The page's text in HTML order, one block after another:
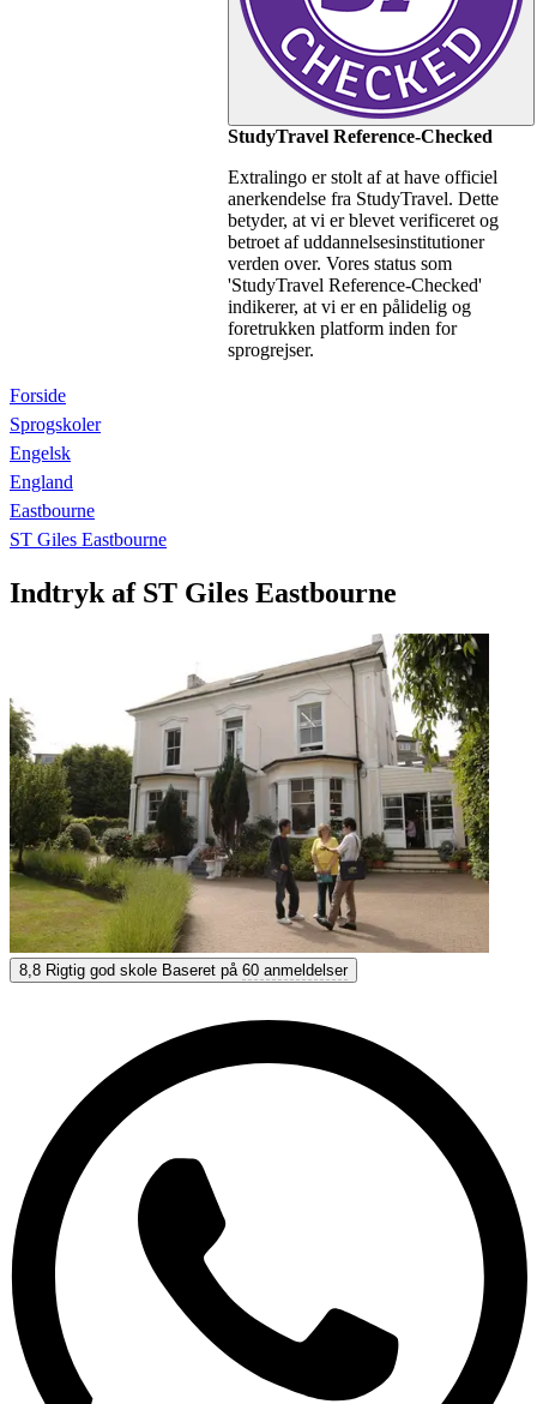
StudyTravel Reference-Checked
Extralingo er stolt af at have officiel
anerkendelse fra StudyTravel. Dette
betyder, at vi er blevet verificeret og
betroet af uddannelsesinstitutioner
verden over. Vores status som
'StudyTravel Reference-Checked'
indikerer, at vi er en pålidelig og
foretrukken platform inden for
sprogrejser.
Forside
Sprogskoler
Engelsk
England
Eastbourne
ST Giles Eastbourne
Indtryk af ST Giles Eastbourne
ST Giles Eastbourne
8,8 Rigtig god Baseret på 60 anmeldelser
Få personlig rådgivning
8,8 Rigtig god skole Baseret på 60 anmeldelser